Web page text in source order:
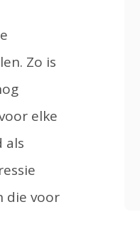
Zo is
elke
als
die voor